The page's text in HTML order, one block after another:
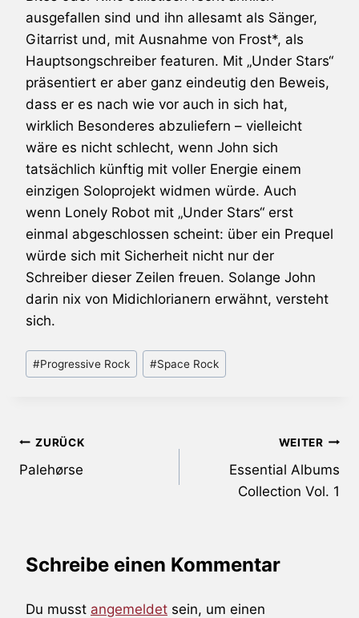
ausgefallen sind und ihn allesamt als Sänger,
Gitarrist und, mit Ausnahme von Frost*, als
Hauptsongschreiber featuren. Mit „Under Stars“
präsentiert er aber ganz eindeutig den Beweis,
dass er es nach wie vor auch in sich hat,
wirklich Besonderes abzuliefern – vielleicht
wäre es nicht schlecht, wenn John sich
tatsächlich künftig mit voller Energie einem
einzigen Soloprojekt widmen würde. Auch
wenn Lonely Robot mit „Under Stars“ erst
einmal abgeschlossen scheint: über ein Prequel
würde sich mit Sicherheit nicht nur der
Schreiber dieser Zeilen freuen. Solange John
darin nix von Midichlorianern erwähnt, versteht
sich.
Schlagworte:
#Progressive Rock #Space Rock
Beitragsnavigation
ZURÜCK
Palehørse
WEITER
Essential Albums
Collection Vol. 1
Schreibe einen Kommentar
Du musst angemeldet sein, um einen